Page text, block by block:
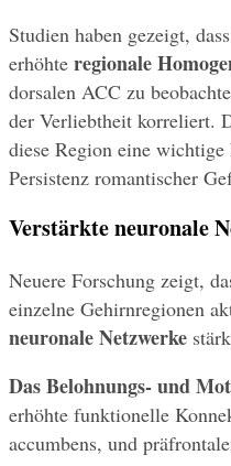
Studien haben gezeigt,
erhöhte regionale
dorsalen ACC zu
der Verliebtheit korreliert.
diese Region eine
Persistenz romantischer
Verstärkte neuronale
Neuere Forschung zeigt,
neuronale Netzwerke
Das Belohnungs- und
erhöhte funktionelle
accumbens, und